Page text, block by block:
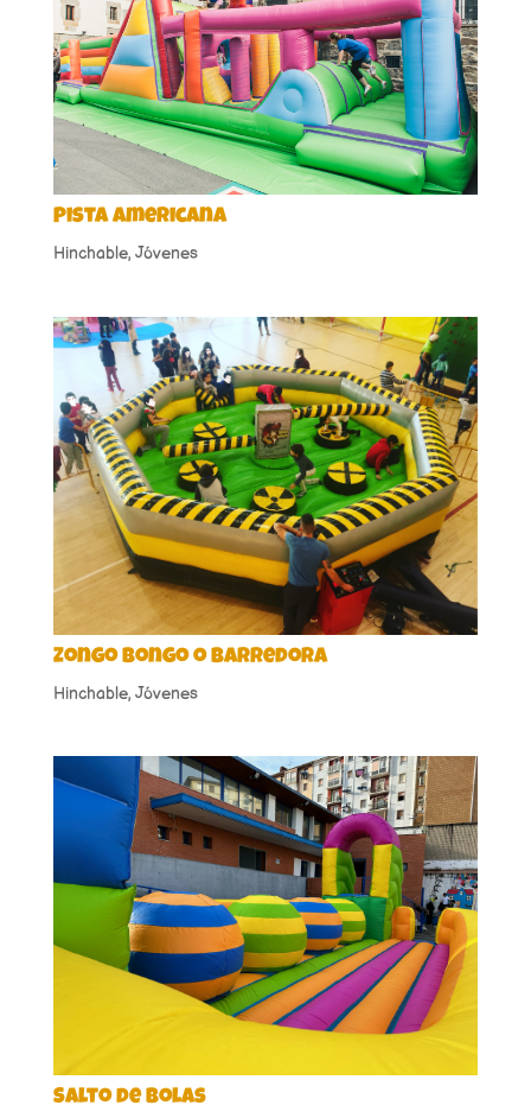
Pista Americana
Hinchable, Jóvenes
Zongo Bongo o Barredora
Hinchable, Jóvenes
Salto de bolas